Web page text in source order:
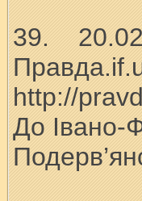
39.
http://
До Івано-